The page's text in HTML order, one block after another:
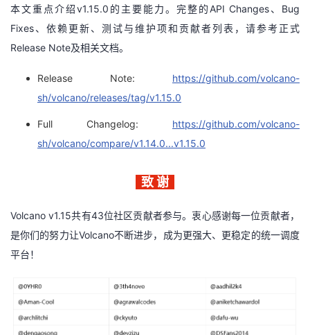
本文重点介绍v1.15.0的主要能力。完整的API Changes、Bug
Fixes、依赖更新、测试与维护项和贡献者列表，请参考正式
Release Note及相关文档。
Release Note:
https://github.com/volcano-
sh/volcano/releases/tag/v1.15.0
Full Changelog: https://github.com/volcano-
sh/volcano/compare/v1.14.0...v1.15.0
致 谢
Volcano v1.15共有43位社区贡献者参与。衷心感谢每一位贡献者，
是你们的努力让Volcano不断进步，成为更强大、更稳定的统一调度
平台！